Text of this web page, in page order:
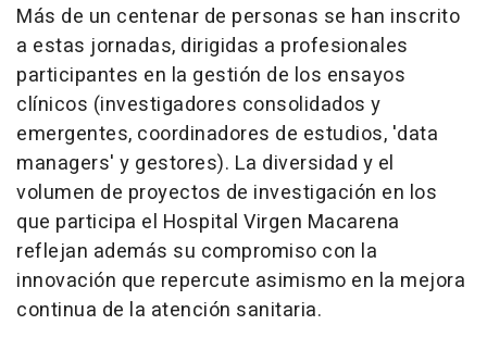
Más de un centenar de personas se han inscrito
a estas jornadas, dirigidas a profesionales
participantes en la gestión de los ensayos
clínicos (investigadores consolidados y
emergentes, coordinadores de estudios, 'data
managers' y gestores). La diversidad y el
volumen de proyectos de investigación en los
que participa el Hospital Virgen Macarena
reflejan además su compromiso con la
innovación que repercute asimismo en la mejora
continua de la atención sanitaria.